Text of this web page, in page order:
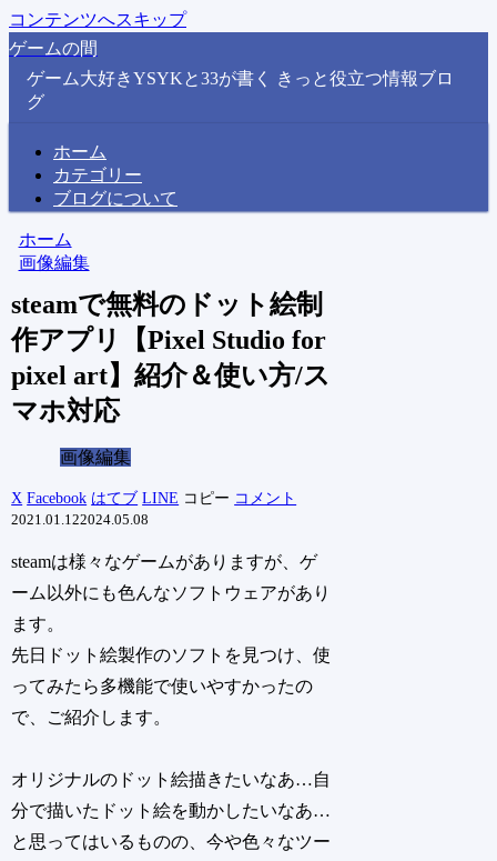
コンテンツへスキップ
ゲームの間
ゲーム大好きYSYKと33が書く きっと役立つ情報ブロ
グ
ホーム
カテゴリー
ブログについて
ホーム
画像編集
steamで無料のドット絵制
作アプリ【Pixel Studio for
pixel art】紹介＆使い方/ス
マホ対応
画像編集
X Facebook はてブ LINE コピー コメント
2021.01.122024.05.08
steamは様々なゲームがありますが、ゲ
ーム以外にも色んなソフトウェアがあり
ます。
先日ドット絵製作のソフトを見つけ、使
ってみたら多機能で使いやすかったの
で、ご紹介します。
オリジナルのドット絵描きたいなあ…自
分で描いたドット絵を動かしたいなあ…
と思ってはいるものの、今や色々なツー